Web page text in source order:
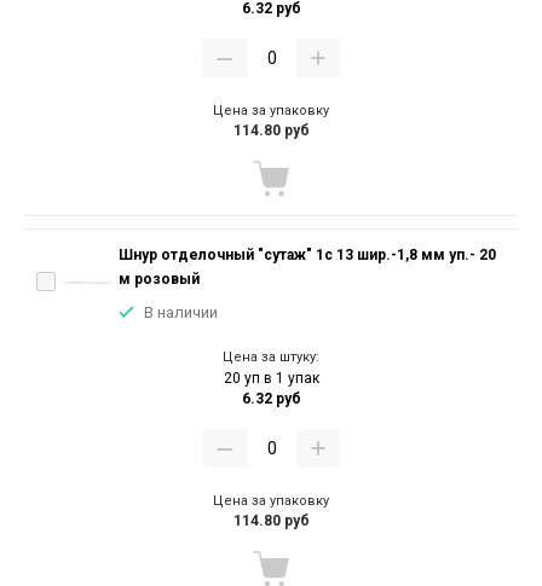
6.32 руб
Цена за упаковку
114.80 руб
Шнур отделочный "сутаж" 1с 13 шир.-1,8 мм уп.- 20
м розовый
В наличии
Цена за штуку:
20 уп в 1 упак
6.32 руб
Цена за упаковку
114.80 руб